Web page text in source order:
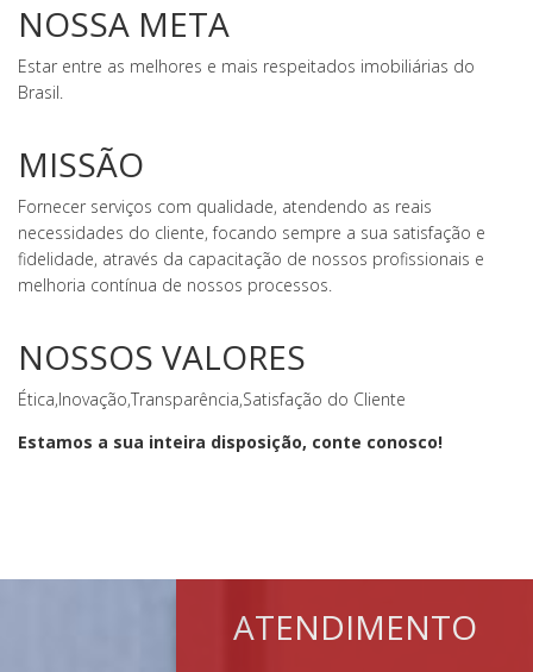
NOSSA META
Estar entre as melhores e mais respeitados imobiliárias do
Brasil.
MISSÃO
Fornecer serviços com qualidade, atendendo as reais
necessidades do cliente, focando sempre a sua satisfação e
fidelidade, através da capacitação de nossos profissionais e
melhoria contínua de nossos processos.
NOSSOS VALORES
Ética,Inovação,Transparência,Satisfação do Cliente
Estamos a sua inteira disposição, conte conosco!
ATENDIMENTO